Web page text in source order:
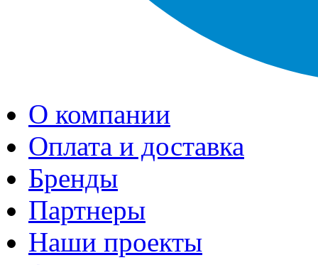
О компании
Оплата и доставка
Бренды
Партнеры
Наши проекты